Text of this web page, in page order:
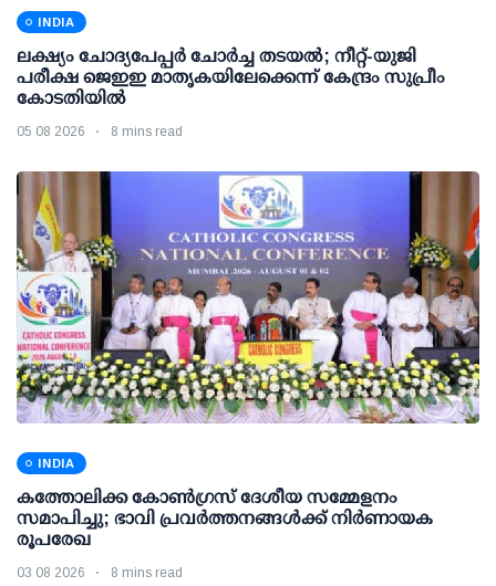
INDIA
ലക്ഷ്യം ചോദ്യപേപ്പര്‍ ചോര്‍ച്ച തടയല്‍; നീറ്റ്-യുജി
പരീക്ഷ ജെഇഇ മാതൃകയിലേക്കെന്ന് കേന്ദ്രം സുപ്രീം
കോടതിയില്‍
05 08 2026 8 mins read
INDIA
കത്തോലിക്ക കോൺഗ്രസ് ദേശീയ സമ്മേളനം
സമാപിച്ചു; ഭാവി പ്രവർത്തനങ്ങൾക്ക് നിർണായക
രൂപരേഖ
03 08 2026 8 mins read